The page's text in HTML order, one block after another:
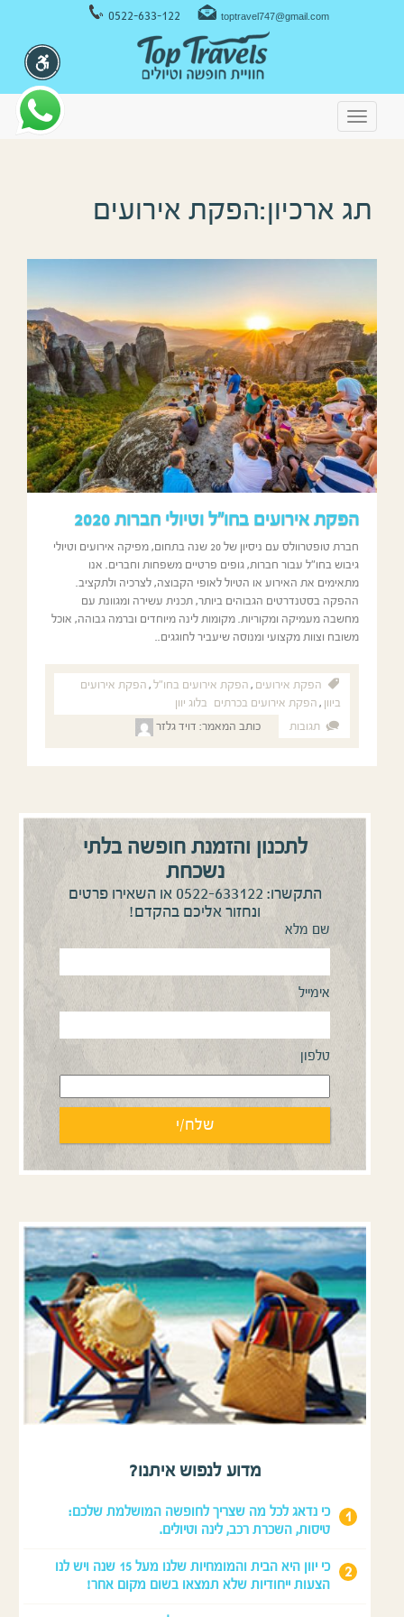
0522-633-122 toptravel747@gmail.com
Toggle
navigation
תג ארכיון:הפקת אירועים
הפקת אירועים בחו"ל וטיולי חברות 2020
חברת טופטרוולס עם ניסיון של 20 שנה בתחום, מפיקה אירועים וטיולי
גיבוש בחו"ל עבור חברות, גופים פרטיים משפחות וחברים. אנו
מתאימים את האירוע או הטיול לאופי הקבוצה, לצרכיה ולתקציב.
ההפקה בסטנדרטים הגבוהים ביותר, תכנית עשירה ומגוונת עם
מחשבה מעמיקה ומקוריות. מקומות לינה מיוחדים וברמה גבוהה, אוכל
משובח וצוות מקצועי ומנוסה שיעביר לחוגגים..
הפקת אירועים , הפקת אירועים בחו"ל , הפקת אירועים
ביוון , הפקת אירועים בכרתים בלוג יוון
תגובות
כותב המאמר: דויד גלזר
לתכנון והזמנת חופשה בלתי
נשכחת
התקשרו: 0522-633122 או השאירו פרטים
ונחזור אליכם בהקדם!
שם מלא
אימייל
טלפון
מדוע לנפוש איתנו?
כי נדאג לכל מה שצריך לחופשה המושלמת שלכם:
טיסות, השכרת רכב, לינה וטיולים.
כי יוון היא הבית והמומחיות שלנו מעל 15 שנה ויש לנו
הצעות ייחודיות שלא תמצאו בשום מקום אחר!
ניווט במקלדת